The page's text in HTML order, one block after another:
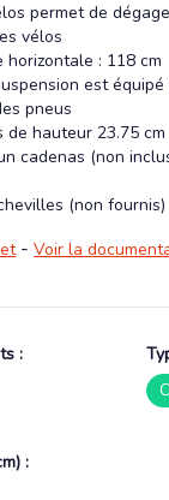
permet de
vélos
: 118 cm
est
pneus
de hauteur 23.75
cadenas (non
(non fournis)
-Voir la
:
: